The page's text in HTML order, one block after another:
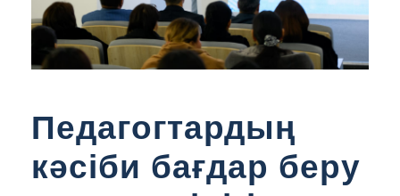
Педагогтардың
кәсіби бағдар беру